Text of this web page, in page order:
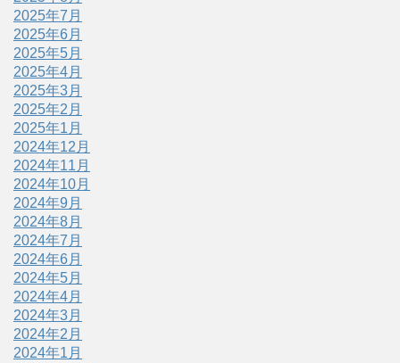
2025年7月
2025年6月
2025年5月
2025年4月
2025年3月
2025年2月
2025年1月
2024年12月
2024年11月
2024年10月
2024年9月
2024年8月
2024年7月
2024年6月
2024年5月
2024年4月
2024年3月
2024年2月
2024年1月